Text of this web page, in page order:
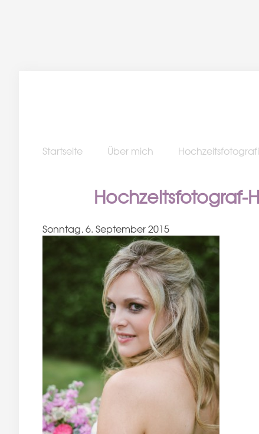
Startseite Über mich
Hochzeitsfotograf-
Sonntag, 6. September 2015